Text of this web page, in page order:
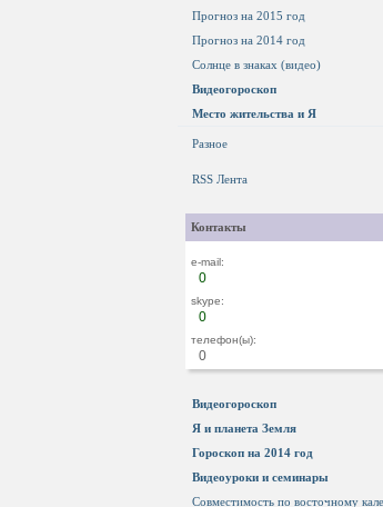
Прогноз на 2015 год
Прогноз на 2014 год
Солнце в знаках (видео)
Видеогороскоп
Место жительства и Я
Разное
RSS Лента
Контакты
e-mail:
0
skype:
0
телефон(ы):
0
Видеогороскоп
Я и планета Земля
Гороскоп на 2014 год
Видеоуроки и семинары